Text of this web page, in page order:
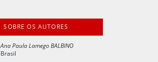
SOBRE OS AUTORES
Ana Paula Lamego BALBINO
Brasil